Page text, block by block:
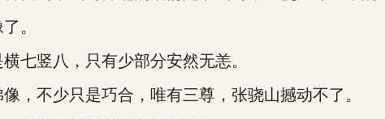
。
竖八，只有少部分安然无恙。
不少只是巧合，唯有三尊，张骁山撼动不了。